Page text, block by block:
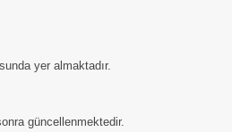
yer almaktadır.
güncellenmektedir.